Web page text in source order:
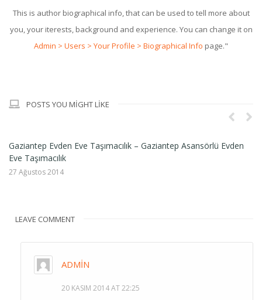
This is author biographical info, that can be used to tell more about
you, your iterests, background and experience. You can change it on
Admin > Users > Your Profile > Biographical Info page."
POSTS YOU MIGHT LIKE
Gaziantep Evden Eve Taşımacılık – Gaziantep Asansörlü Evden
Eve Taşımacılık
27 Ağustos 2014
LEAVE COMMENT
ADMIN
20 KASIM 2014 AT 22:25